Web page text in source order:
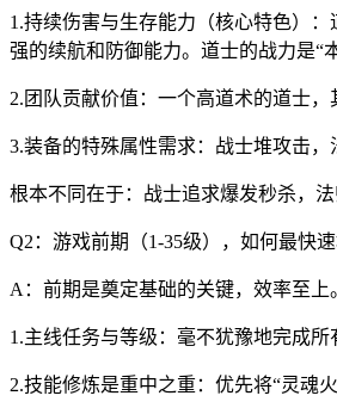
1.持续伤害与生存能力（核心特色）
强的续航和防御能力。道士的战力是“
2.团队贡献价值：一个高道术的道士
3.装备的特殊属性需求：战士堆攻击
根本不同在于：战士追求爆发秒杀，
Q2：游戏前期（1-35级），如何最快
A：前期是奠定基础的关键，效率至上
1.主线任务与等级：毫不犹豫地完成
2.技能修炼是重中之重：优先将“灵魂